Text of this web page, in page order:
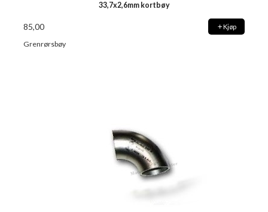
33,7x2,6mm kortbøy
85,00 Kjøp
Grenrørsbøy